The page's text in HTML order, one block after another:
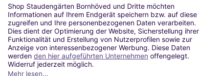
Kunden haben sich ebenfalls angesehen
Service
Shop Service